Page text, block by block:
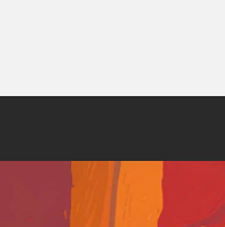
Судный день»